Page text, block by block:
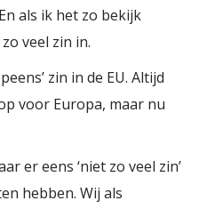
als ik het zo bekijk
veel zin in.
zin in de EU. Altijd
voor Europa, maar nu
er eens ‘niet zo veel zin’
hebben. Wij als